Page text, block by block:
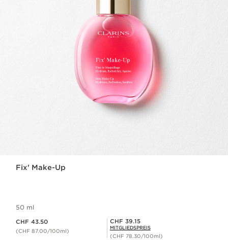
Fix' Make-Up
50 ml
CHF 43.50
(CHF 87.00/100ml)
Mitgliederpreis CHF 39.15
CHF 39.15
MITGLIEDSPREIS
(CHF 78.30/100ml)